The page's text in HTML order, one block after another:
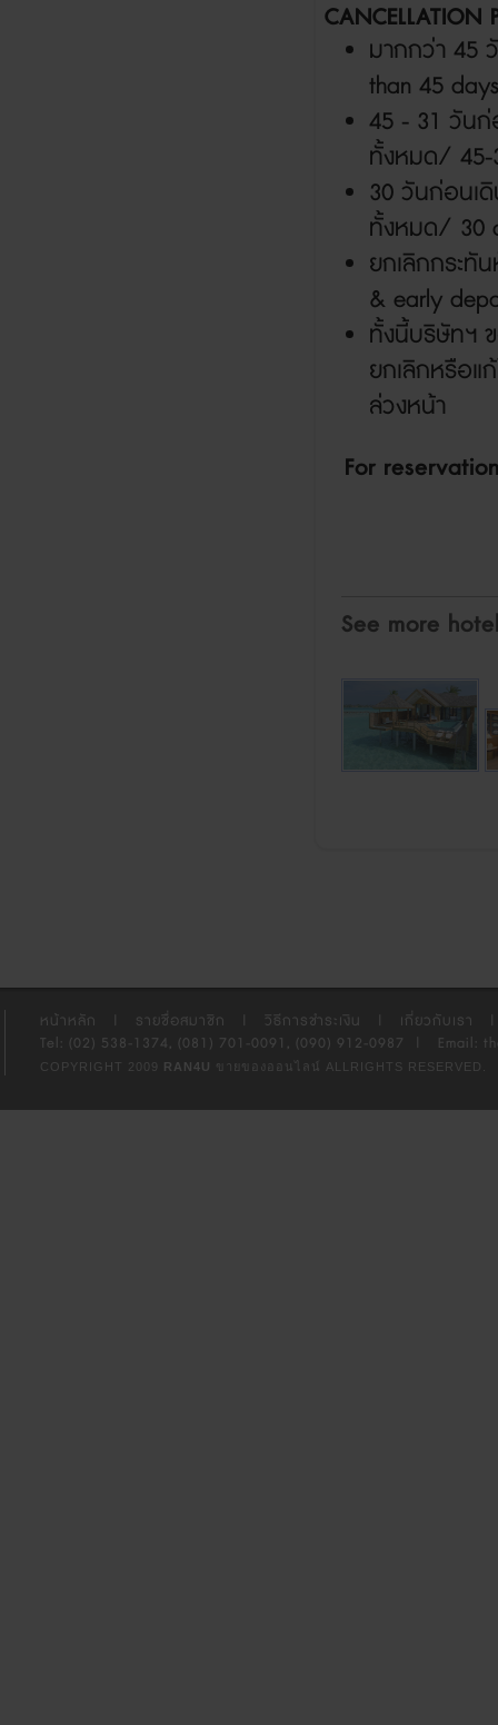
CANCELLATION
มากกว่า 45
than 45
45 - 31 วันก่
ทั้งหมด/
30 วันก่อนเ
ทั้งหมด/ 30
ยกเลิกกระทั
& early
ทั้งนี้บริษัทฯ
ยกเลิกหรือแ
ล่วงหน้า
For
See more
หน้าหลัก รายชื่อสมาชิก วิธีการชำระเงิน เกี่ยวกับเรา
Tel: (02) 538-1374, (081) 701-0091, (090) 912-0987
Email:
COPYRIGHT 2009 RAN4U ขายของออนไลน์ ALLRIGHTS RESERVED.